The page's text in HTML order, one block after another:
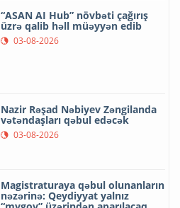
“ASAN AI Hub” növbəti çağırış
üzrə qalib həll müəyyən edib
03-08-2026
Nazir Rəşad Nəbiyev Zəngilanda
vətəndaşları qəbul edəcək
03-08-2026
Magistraturaya qəbul olunanların
nəzərinə: Qeydiyyat yalnız